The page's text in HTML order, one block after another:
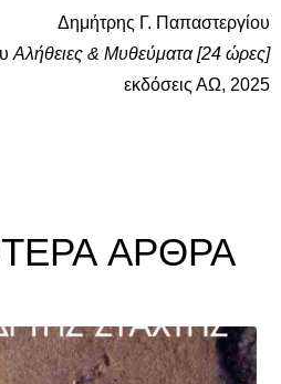
Δημήτρης Γ. Παπαστεργίου
Αλήθειες & Μυθεύματα [24 ώρες]
εκδόσεις ΑΩ, 2025
ΑΡΘΡΑ